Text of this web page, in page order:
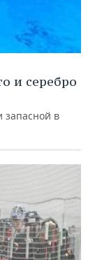
и серебро
запасной в